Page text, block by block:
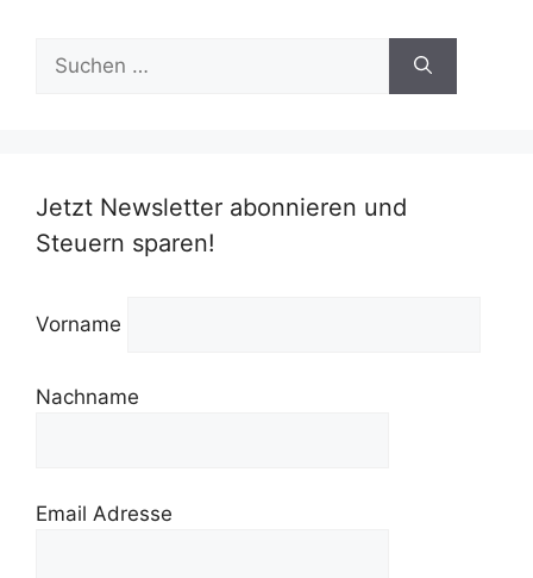
nach:
Jetzt Newsletter abonnieren und
Steuern sparen!
Vorname
Nachname
Email Adresse